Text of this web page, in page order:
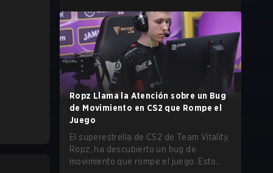
Ropz Llama la Atención sobre un Bug
de Movimiento en CS2 que Rompe el
Juego
El superestrella de CS2 de Team Vitality,
Ropz, ha descubierto un bug de
movimiento que rompe el juego. Esto